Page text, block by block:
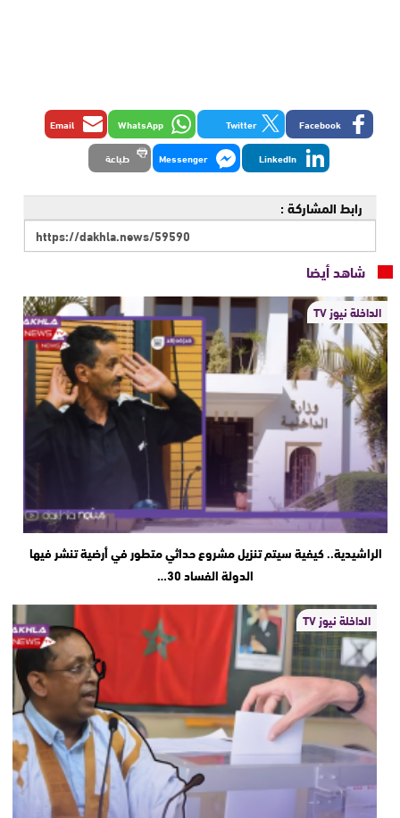
Facebook
Twitter
WhatsApp
Email
LinkedIn
Messenger طباعة
رابط المشاركة :
شاهد أيضا
الداخلة نيوز TV
الراشيدية.. كيفية سيتم تنزيل مشروع حداثي متطور في أرضية تنشر فيها
الدولة الفساد 30…
الداخلة نيوز TV